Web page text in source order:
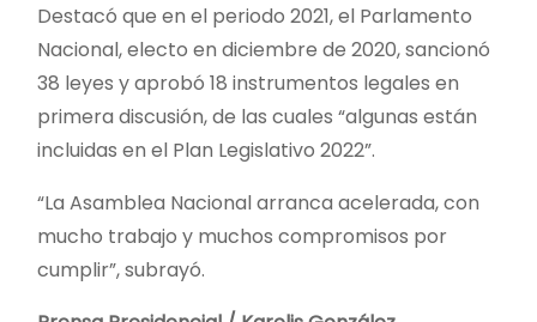
Destacó que en el periodo 2021, el Parlamento
Nacional, electo en diciembre de 2020, sancionó
38 leyes y aprobó 18 instrumentos legales en
primera discusión, de las cuales “algunas están
incluidas en el Plan Legislativo 2022”.
“La Asamblea Nacional arranca acelerada, con
mucho trabajo y muchos compromisos por
cumplir”, subrayó.